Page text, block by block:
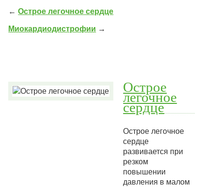
←Острое легочное сердце
Миокардиодистрофии →
Острое
легочное
сердце
Острое легочное
сердце
развивается при
резком
повышении
давления в малом